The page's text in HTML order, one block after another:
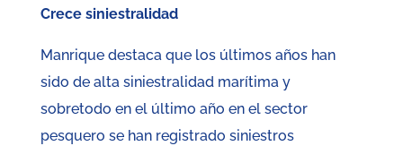
Crece siniestralidad
Manrique destaca que los últimos años han
sido de alta siniestralidad marítima y
sobretodo en el último año en el sector
pesquero se han registrado siniestros